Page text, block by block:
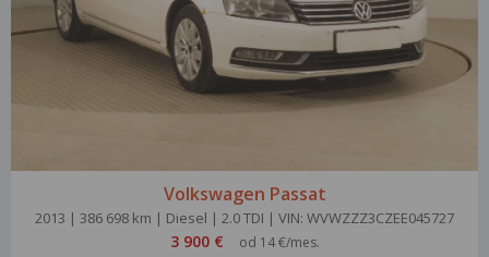
Volkswagen Passat
2013 | 386 698 km | Diesel | 2.0 TDI | VIN: WVWZZZ3CZEE045727
3 900 € od 14 €/mes.